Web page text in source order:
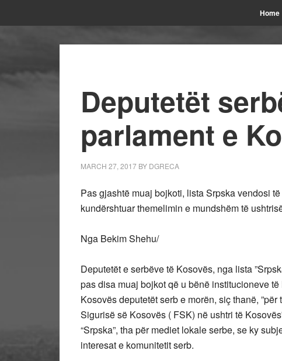
Home
Deputetët
parlament e
MARCH 27, 2017 BY DGRECA
Pas gjashtë muaj bojkoti, lista Srpska vendosi
kundërshtuar themelimin e mundshëm të
Nga Bekim Shehu/
Deputetët e serbëve të Kosovës, nga lista
pas disa muaj bojkot që u bënë institucioneve
Kosovës deputetët serb e morën, siç thanë,
Sigurisë së Kosovës ( FSK) në ushtri të
“Srpska”, tha për mediet lokale serbe, se ky
interesat e komunitetit serb.